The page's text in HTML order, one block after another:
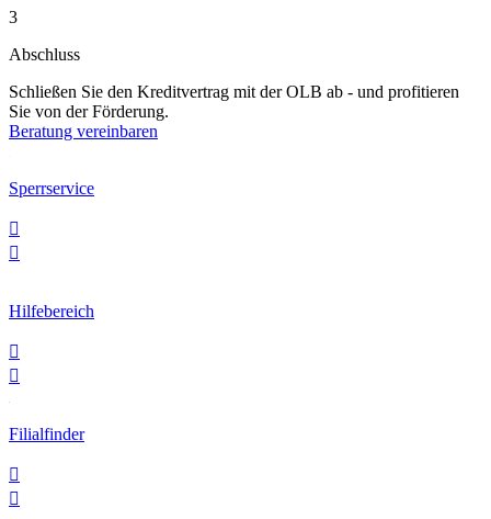
3
Abschluss
Schließen Sie den Kreditvertrag mit der OLB ab - und profitieren
Sie von der Förderung.
Beratung vereinbaren
Sperrservice


Hilfebereich


Filialfinder

